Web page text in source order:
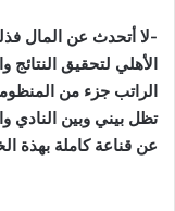
-لا أتحدث عن المال
الأهلي لتحقيق النتائج
الراتب جزء من
تظل بيني وبين النادي
عن قناعة كاملة بهذة